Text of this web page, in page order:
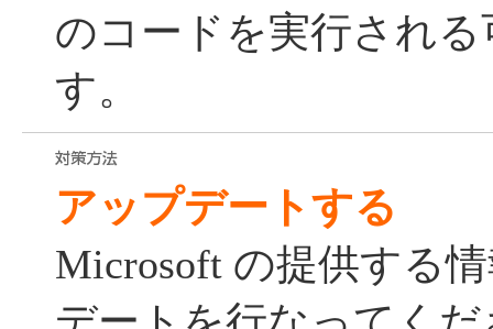
のコードを実行され
す。
アップデートする
Microsoft の提供する